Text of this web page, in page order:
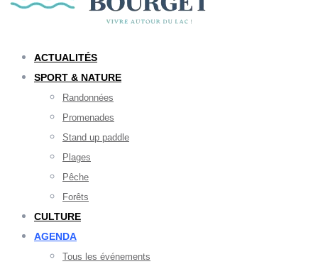
ACTUALITÉS
SPORT & NATURE
Randonnées
Promenades
Stand up paddle
Plages
Pêche
Forêts
CULTURE
AGENDA
Tous les événements